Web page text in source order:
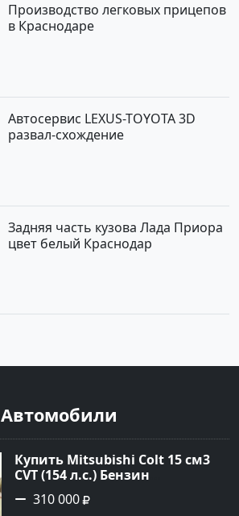
Производство легковых прицепов
в Краснодаре
Автосервис LEXUS-TOYOTA 3D
развал-схождение
Задняя часть кузова Лада Приора
цвет белый Краснодар
Автомобили
Купить Mitsubishi Colt 15 см3
CVT (154 л.с.) Бензин
турбонаддув в Краснодар:
цвет Чёрный металик Хетчбэк
310 000